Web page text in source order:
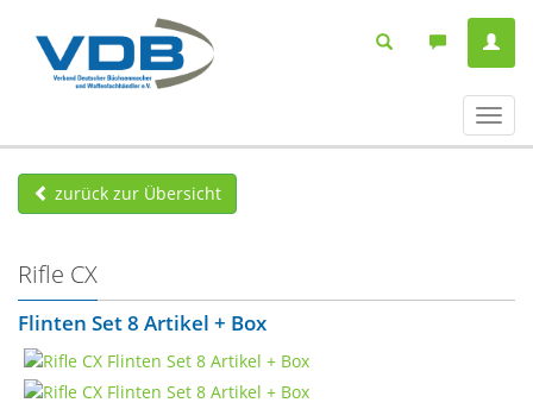
ein-/
zurück zur Übersicht
Rifle CX
Flinten Set 8 Artikel + Box